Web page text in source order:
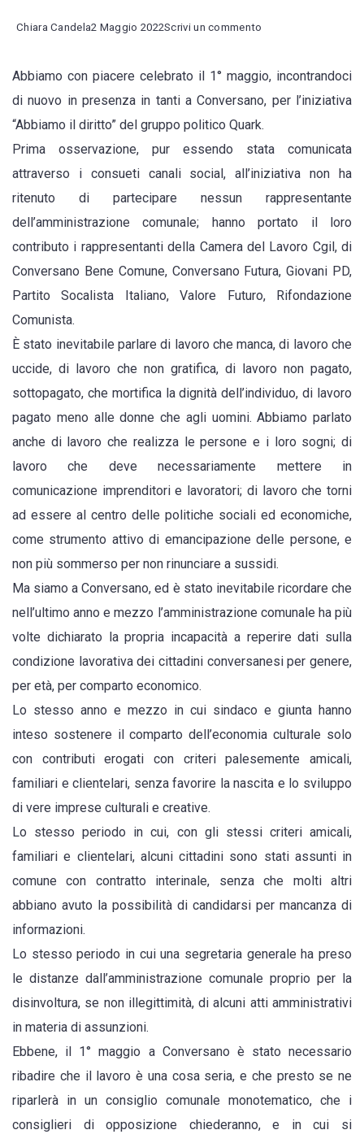
Chiara Candela2 Maggio 2022Scrivi un commento
maggio:
a
l’amministrazione
non
celebra
la
giornata
e
non
dati,
ma
fa
assunzioni
dirette
amici
Abbiamo con piacere celebrato il 1° maggio, incontrandoci
di nuovo in presenza in tanti a Conversano, per l’iniziativa
“Abbiamo il diritto” del gruppo politico Quark.
Prima osservazione, pur essendo stata comunicata
attraverso i consueti canali social, all’iniziativa non ha
ritenuto di partecipare nessun rappresentante
dell’amministrazione comunale; hanno portato il loro
contributo i rappresentanti della Camera del Lavoro Cgil, di
Conversano Bene Comune, Conversano Futura, Giovani PD,
Partito Socalista Italiano, Valore Futuro, Rifondazione
Comunista.
È stato inevitabile parlare di lavoro che manca, di lavoro che
uccide, di lavoro che non gratifica, di lavoro non pagato,
sottopagato, che mortifica la dignità dell’individuo, di lavoro
pagato meno alle donne che agli uomini. Abbiamo parlato
anche di lavoro che realizza le persone e i loro sogni; di
lavoro che deve necessariamente mettere in
comunicazione imprenditori e lavoratori; di lavoro che torni
ad essere al centro delle politiche sociali ed economiche,
come strumento attivo di emancipazione delle persone, e
non più sommerso per non rinunciare a sussidi.
Ma siamo a Conversano, ed è stato inevitabile ricordare che
nell’ultimo anno e mezzo l’amministrazione comunale ha più
volte dichiarato la propria incapacità a reperire dati sulla
condizione lavorativa dei cittadini conversanesi per genere,
per età, per comparto economico.
Lo stesso anno e mezzo in cui sindaco e giunta hanno
inteso sostenere il comparto dell’economia culturale solo
con contributi erogati con criteri palesemente amicali,
familiari e clientelari, senza favorire la nascita e lo sviluppo
di vere imprese culturali e creative.
Lo stesso periodo in cui, con gli stessi criteri amicali,
familiari e clientelari, alcuni cittadini sono stati assunti in
comune con contratto interinale, senza che molti altri
abbiano avuto la possibilità di candidarsi per mancanza di
informazioni.
Lo stesso periodo in cui una segretaria generale ha preso
le distanze dall’amministrazione comunale proprio per la
disinvoltura, se non illegittimità, di alcuni atti amministrativi
in materia di assunzioni.
Ebbene, il 1° maggio a Conversano è stato necessario
ribadire che il lavoro è una cosa seria, e che presto se ne
riparlerà in un consiglio comunale monotematico, che i
consiglieri di opposizione chiederanno, e in cui si